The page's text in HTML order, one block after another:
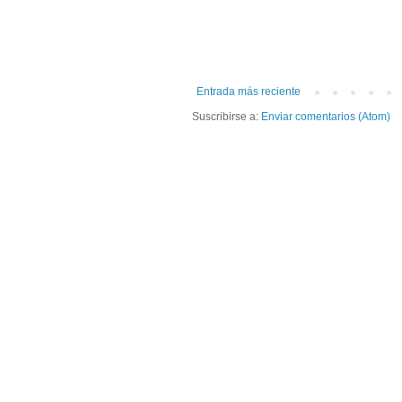
Entrada más reciente
Suscribirse a: Enviar comentarios (Atom)